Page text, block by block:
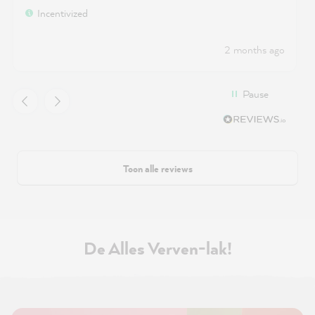
Incentivized
2 months ago
Pause
Toon alle reviews
De Alles Verven-lak!